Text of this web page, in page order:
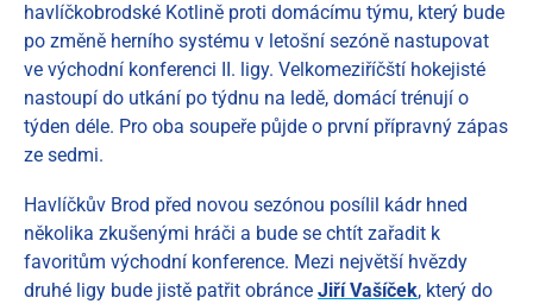
havlíčkobrodské Kotlině proti domácímu týmu, který bude
po změně herního systému v letošní sezóně nastupovat
ve východní konferenci II. ligy. Velkomeziříčští hokejisté
nastoupí do utkání po týdnu na ledě, domácí trénují o
týden déle. Pro oba soupeře půjde o první přípravný zápas
ze sedmi.
Havlíčkův Brod před novou sezónou posílil kádr hned
několika zkušenými hráči a bude se chtít zařadit k
favoritům východní konference. Mezi největší hvězdy
druhé ligy bude jistě patřit obránce Jiří Vašíček, který do